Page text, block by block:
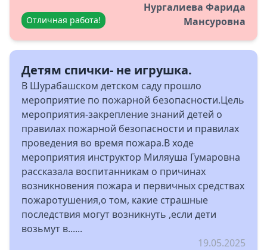
Отличная работа!
Нургалиева Фарида
Мансуровна
Детям спички- не игрушка.
В Шурабашском детском саду прошло
мероприятие по пожарной безопасности.Цель
мероприятия-закрепление знаний детей о
правилах пожарной безопасности и правилах
проведения во время пожара.В ходе
мероприятия инструктор Миляуша Гумаровна
рассказала воспитанникам о причинах
возникновения пожара и первичных средствах
пожаротушения,о том, какие страшные
последствия могут возникнуть ,если дети
возьмут в......
19.05.2025